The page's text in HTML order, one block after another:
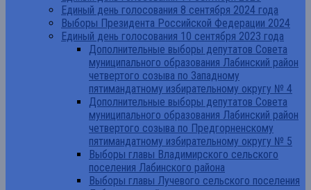
Единый день голосования 8 сентября 2024 года
Выборы Президента Российской Федерации 2024
Единый день голосования 10 сентября 2023 года
Дополнительные выборы депутатов Совета
муниципального образования Лабинский район
четвертого созыва по Западному
пятимандатному избирательному округу № 4
Дополнительные выборы депутатов Совета
муниципального образования Лабинский район
четвертого созыва по Предгорненскому
пятимандатному избирательному округу № 5
Выборы главы Владимирского сельского
поселения Лабинского района
Выборы главы Лучевого сельского поселения